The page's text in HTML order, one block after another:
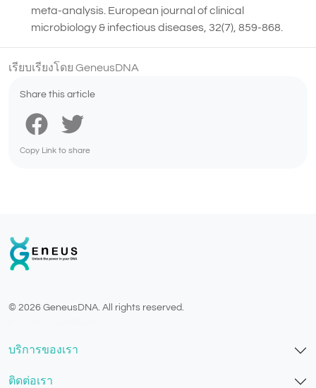
meta-analysis. European journal of clinical
microbiology & infectious diseases, 32(7), 859-868.
เรียบเรียงโดย GeneusDNA
Share this article
Copy Link to share
© 2026 GeneusDNA. All rights reserved.
บริการของเรา
ติดต่อเรา